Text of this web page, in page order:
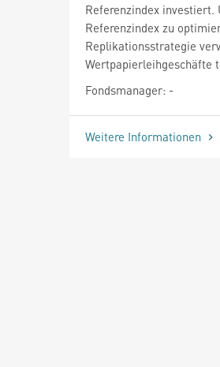
Referenzindex
Referenzindex zu
Replikationsstrategie
Wertpapierleihgeschäfte
Fondsmanager: -
Weitere Informationen